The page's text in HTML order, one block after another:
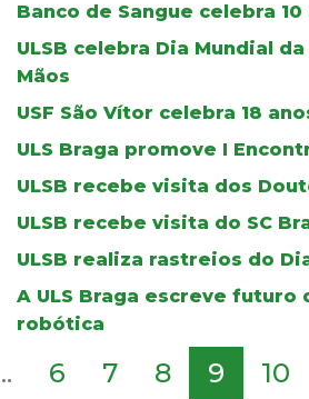
Banco de Sangue celebra 10
ULSB celebra Dia Mundial
Mãos
USF São Vítor celebra 18
ULS Braga promove I
ULSB recebe visita dos
ULSB recebe visita do SC
ULSB realiza rastreios do
A ULS Braga escreve futuro
robótica
6 7 8 9 10